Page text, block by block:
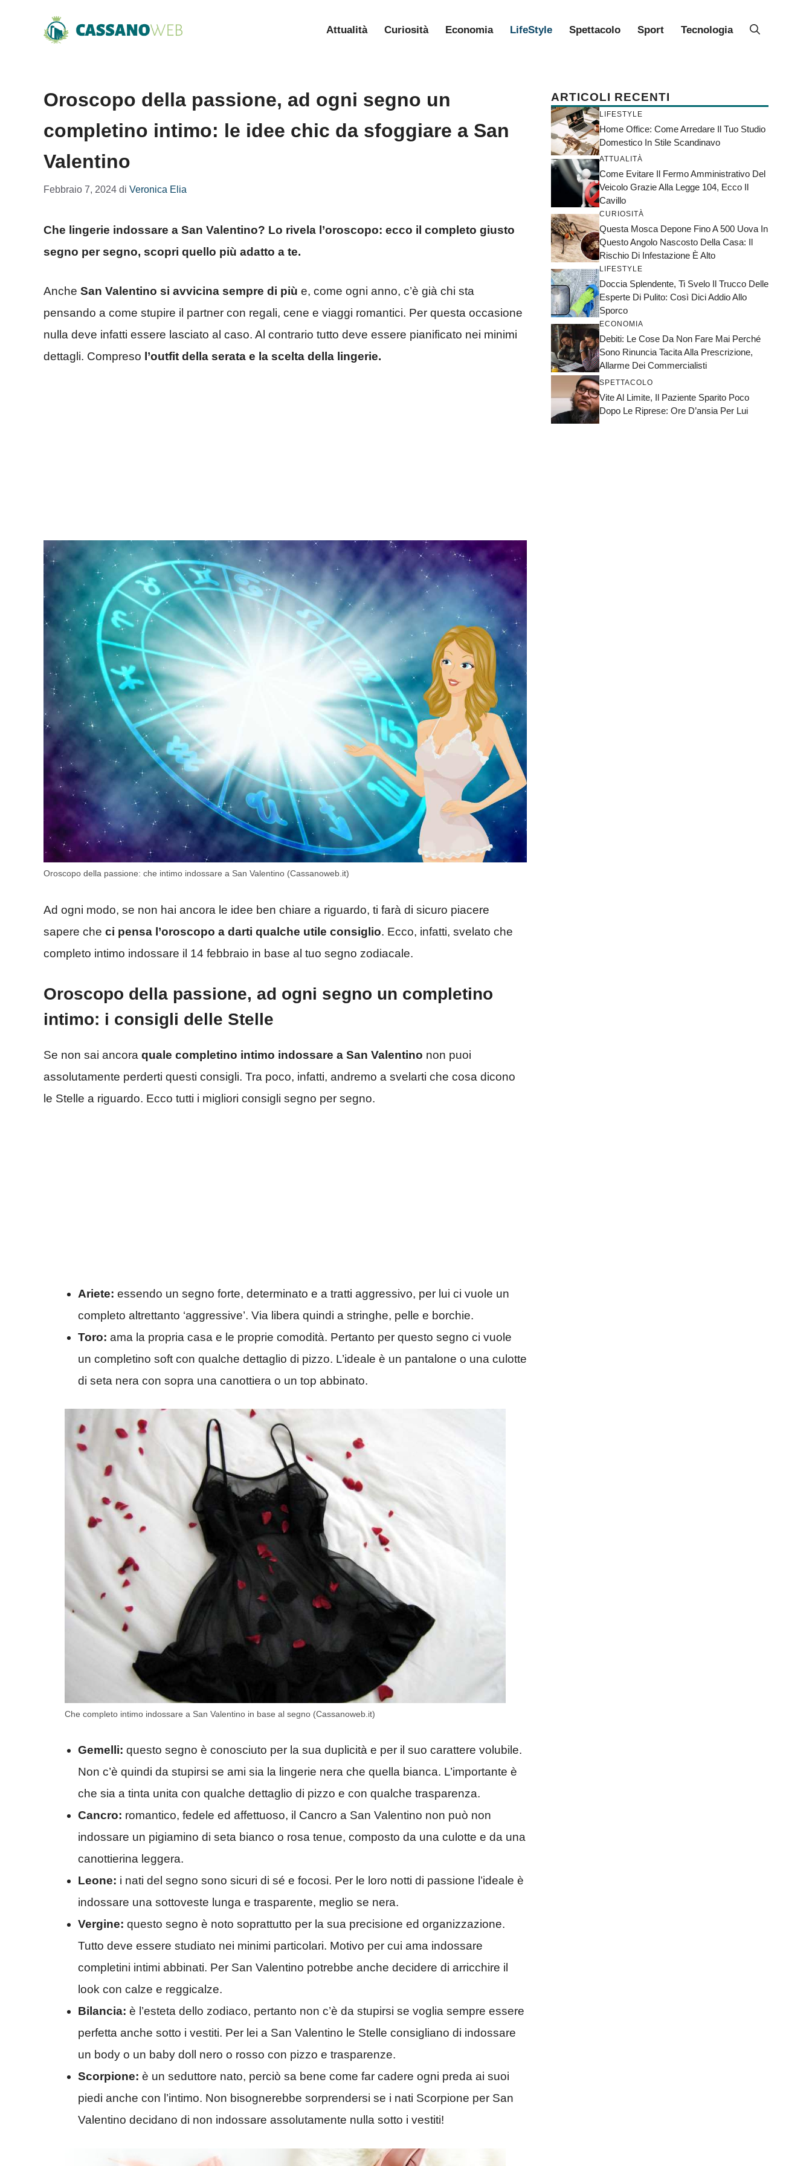
Attualità Curiosità Economia LifeStyle Spettacolo Sport Tecnologia
Oroscopo della passione, ad ogni segno un
completino intimo: le idee chic da sfoggiare a San
Valentino
Febbraio 7, 2024 di Veronica Elia
Che lingerie indossare a San Valentino? Lo rivela l’oroscopo: ecco il completo giusto
segno per segno, scopri quello più adatto a te.
Anche San Valentino si avvicina sempre di più e, come ogni anno, c’è già chi sta
pensando a come stupire il partner con regali, cene e viaggi romantici. Per questa occasione
nulla deve infatti essere lasciato al caso. Al contrario tutto deve essere pianificato nei minimi
dettagli. Compreso l’outfit della serata e la scelta della lingerie.
Oroscopo della passione: che intimo indossare a San Valentino (Cassanoweb.it)
Ad ogni modo, se non hai ancora le idee ben chiare a riguardo, ti farà di sicuro piacere
sapere che ci pensa l’oroscopo a darti qualche utile consiglio. Ecco, infatti, svelato che
completo intimo indossare il 14 febbraio in base al tuo segno zodiacale.
Oroscopo della passione, ad ogni segno un completino
intimo: i consigli delle Stelle
Se non sai ancora quale completino intimo indossare a San Valentino non puoi
assolutamente perderti questi consigli. Tra poco, infatti, andremo a svelarti che cosa dicono
le Stelle a riguardo. Ecco tutti i migliori consigli segno per segno.
Ariete: essendo un segno forte, determinato e a tratti aggressivo, per lui ci vuole un
completo altrettanto ‘aggressive’. Via libera quindi a stringhe, pelle e borchie.
Toro: ama la propria casa e le proprie comodità. Pertanto per questo segno ci vuole
un completino soft con qualche dettaglio di pizzo. L’ideale è un pantalone o una culotte
di seta nera con sopra una canottiera o un top abbinato.
Che completo intimo indossare a San Valentino in base al segno (Cassanoweb.it)
Gemelli: questo segno è conosciuto per la sua duplicità e per il suo carattere volubile.
Non c’è quindi da stupirsi se ami sia la lingerie nera che quella bianca. L’importante è
che sia a tinta unita con qualche dettaglio di pizzo e con qualche trasparenza.
Cancro: romantico, fedele ed affettuoso, il Cancro a San Valentino non può non
indossare un pigiamino di seta bianco o rosa tenue, composto da una culotte e da una
canottierina leggera.
Leone: i nati del segno sono sicuri di sé e focosi. Per le loro notti di passione l’ideale è
indossare una sottoveste lunga e trasparente, meglio se nera.
Vergine: questo segno è noto soprattutto per la sua precisione ed organizzazione.
Tutto deve essere studiato nei minimi particolari. Motivo per cui ama indossare
completini intimi abbinati. Per San Valentino potrebbe anche decidere di arricchire il
look con calze e reggicalze.
Bilancia: è l’esteta dello zodiaco, pertanto non c’è da stupirsi se voglia sempre essere
perfetta anche sotto i vestiti. Per lei a San Valentino le Stelle consigliano di indossare
un body o un baby doll nero o rosso con pizzo e trasparenze.
Scorpione: è un seduttore nato, perciò sa bene come far cadere ogni preda ai suoi
piedi anche con l’intimo. Non bisognerebbe sorprendersi se i nati Scorpione per San
Valentino decidano di non indossare assolutamente nulla sotto i vestiti!
ARTICOLI RECENTI
LIFESTYLE
Home Office: Come Arredare Il Tuo Studio
Domestico In Stile Scandinavo
ATTUALITÀ
Come Evitare Il Fermo Amministrativo Del
Veicolo Grazie Alla Legge 104, Ecco Il
Cavillo
CURIOSITÀ
Questa Mosca Depone Fino A 500 Uova In
Questo Angolo Nascosto Della Casa: Il
Rischio Di Infestazione È Alto
LIFESTYLE
Doccia Splendente, Ti Svelo Il Trucco Delle
Esperte Di Pulito: Così Dici Addio Allo
Sporco
ECONOMIA
Debiti: Le Cose Da Non Fare Mai Perché
Sono Rinuncia Tacita Alla Prescrizione,
Allarme Dei Commercialisti
SPETTACOLO
Vite Al Limite, Il Paziente Sparito Poco
Dopo Le Riprese: Ore D’ansia Per Lui